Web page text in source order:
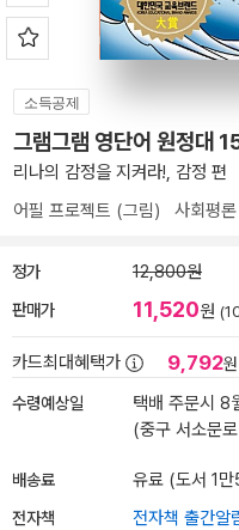
소득공제
그램그램 영단어 원정대
리나의 감정을 지켜라!, 감정 편
어필 프로젝트 (그림) 사회평론
정가 12,800원
판매가 11,520원
카드최대혜택가 9,792원
수령예상일
택배 주문시 8
(중구 서소문
배송료 유료 (도서 1
전자책 전자책 출간알